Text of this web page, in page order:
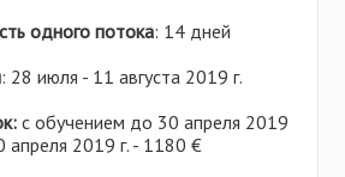
одного потока: 14 дней
: 28 июля - 11 августа 2019 г.
с обучением до 30 апреля 2019
апреля 2019 г. - 1180 €